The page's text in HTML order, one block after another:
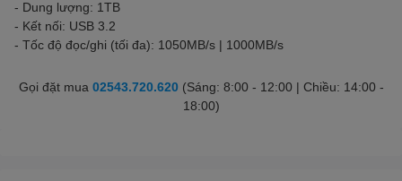
- Dung lượng: 1TB
- Kết nối: USB 3.2
- Tốc độ đọc/ghi (tối đa): 1050MB/s | 1000MB/s
Gọi đặt mua 02543.720.620(Sáng: 8:00 - 12:00 | Chiều: 14:00 -
18:00)